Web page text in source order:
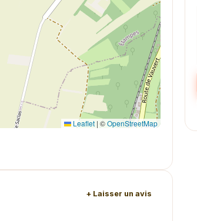
Leaflet | ©OpenStreetMap
+ Laisser un avis